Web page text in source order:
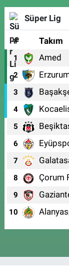
Süper Lig
# Takım
1 Amed
2
3
4
5
6
7
8 Çorum
9
10